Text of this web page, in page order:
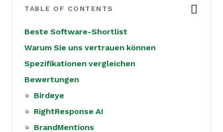
TABLE OF CONTENTS
Beste Software-Shortlist
Warum Sie uns vertrauen können
Spezifikationen vergleichen
Bewertungen
Birdeye
RightResponse AI
BrandMentions